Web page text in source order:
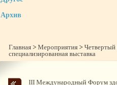
Архив
Главная > Мероприятия > Четвертый
специализированная выставка
ІІІ Международный Форум